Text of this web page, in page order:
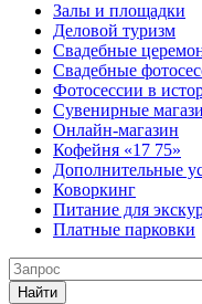
Залы и площадки
Деловой туризм
Свадебные
Свадебные
Фотосессии в
Сувенирные
Онлайн-магазин
Кофейня «17 75»
Дополнительные
Коворкинг
Питание для
Платные парковки
Найти